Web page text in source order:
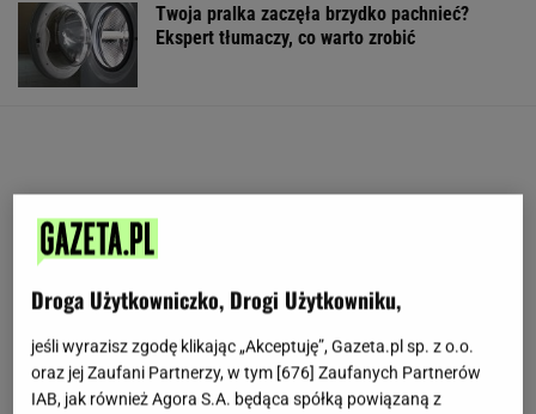
Twoja pralka zaczęła brzydko pachnieć?
Ekspert tłumaczy, co warto zrobić
Droga Użytkowniczko, Drogi Użytkowniku,
jeśli wyrazisz zgodę klikając „Akceptuję”, Gazeta.pl sp. z o.o.
oraz jej Zaufani Partnerzy, w tym [676] Zaufanych Partnerów
IAB, jak również Agora S.A. będąca spółką powiązaną z